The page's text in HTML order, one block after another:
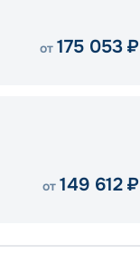
от 175 053 ₽
от 149 612 ₽